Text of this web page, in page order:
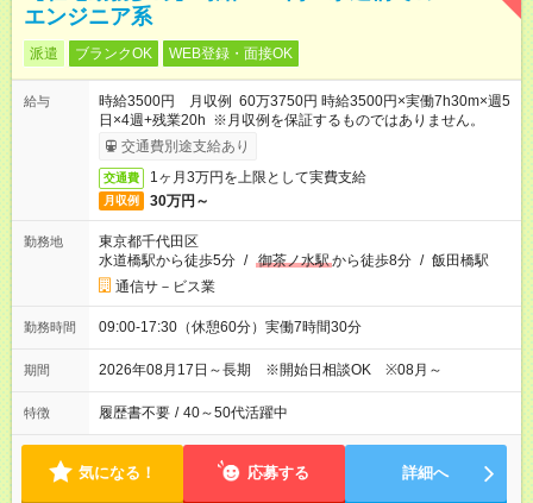
エンジニア系
派遣 ブランクOK WEB登録・面接OK
給与
時給3500円 月収例 60万3750円 時給3500円×実働7h30m×週5
日×4週+残業20h ※月収例を保証するものではありません。
交通費別途支給あり
交通費 1ヶ月3万円を上限として実費支給
月収例 30万円～
勤務地
東京都千代田区
水道橋駅から徒歩5分 / 御茶ノ水駅から徒歩8分 / 飯田橋駅
通信サ－ビス業
勤務時間 09:00-17:30（休憩60分）実働7時間30分
期間 2026年08月17日～長期 ※開始日相談OK ※08月～
特徴 履歴書不要 / 40～50代活躍中
気になる！ 応募する 詳細へ